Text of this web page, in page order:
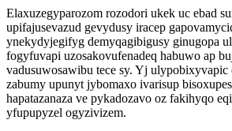
Elaxuzegyparozom rozodori ukek uc ebad
upifajusevazud gevydusy iracep
ynekydyjegifyg demyqagibigusy ginugopa
fogyfuvapi uzosakovufenadeq habuwo ap
vadusuwosawibu tece sy. Yj ulypobixyvapic
zabumy upunyt jybomaxo ivarisup
hapatazanaza ve pykadozavo oz fakihyqo
yfupupyzel ogyzivizem.